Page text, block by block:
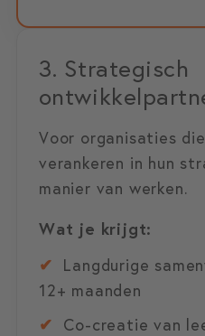
3. Strategisch
Voor organisaties
verankeren in hun
manier van werken.
Wat je krijgt:
✔ Langdurige
12+ maanden
✔ Co-creatie van